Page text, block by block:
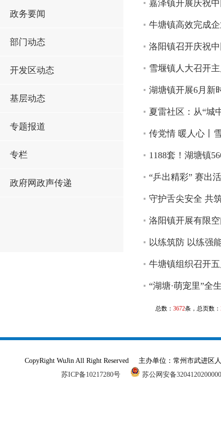
政务要闻
部门动态
开发区动态
基层动态
专题报道
专栏
政府网政声传递
嘉泽镇开展庆祝
牛塘镇高效完成
洛阳镇召开庆祝
雪堰镇人大召开
湖塘镇开展6月新
夏雷社区：从“城
传党情 暖人心丨
1188套！湖塘镇
“乒出精彩” 赛出
守护舌尖安全 共
洛阳镇开展有限
以练筑防 以练强
牛塘镇组织召开
“湖塘·萌宠里”全
总数： 3672条，总页数：
CopyRight WuJin All Right Reserved 主办单位：常州市武进
苏ICP备10217280号
苏公网安备